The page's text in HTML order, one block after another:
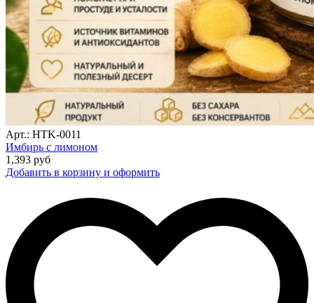
Арт.: HTK-0011
Имбирь с лимоном
1,393 руб
Добавить в корзину и оформить